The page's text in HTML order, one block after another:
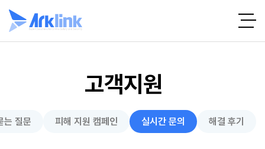
고객지원
는 질문 피해 지원 캠페인 실시간 문의 해결 후기